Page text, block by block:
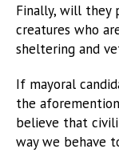
Finally, will they
creatures who
sheltering and
If mayoral
the
believe that
way we behave